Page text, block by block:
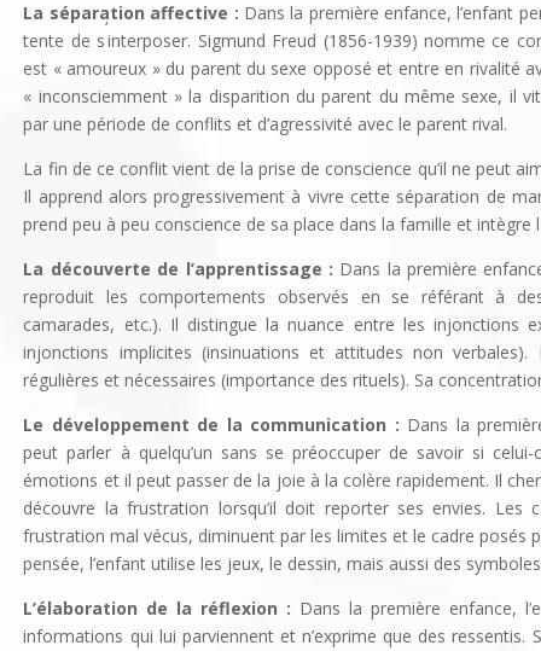
La séparation affective : Dans la première enfance, l’enfant
tente de s
‘
interposer. Sigmund Freud (1856-1939) nomme ce
est « amoureux » du parent du sexe opposé et entre en rivalité
« inconsciemment » la disparition du parent du même sexe, il
par une période de conflits et d’agressivité avec le parent rival.
La fin de ce conflit vient de la prise de conscience qu’il ne peut
Il apprend alors progressivement à vivre cette séparation de
prend peu à peu conscience de sa place dans la famille et
La découverte de l’apprentissage : Dans la première
reproduit les comportements observés en se référant à
camarades, etc.). Il distingue la nuance entre les injonctions
injonctions implicites (insinuations et attitudes non verbales).
régulières et nécessaires (importance des rituels). Sa
Le développement de la communication : Dans la
peut parler à quelqu’un sans se préoccuper de savoir si
émotions et il peut passer de la joie à la colère rapidement. Il
découvre la frustration lorsqu’il doit reporter ses envies. Les
frustration mal vécus, diminuent par les limites et le cadre posés
pensée, l’enfant utilise les jeux, le dessin, mais aussi des
L’élaboration de la réflexion : Dans la première enfance,
informations qui lui parviennent et n’exprime que des